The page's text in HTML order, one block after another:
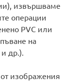
извършваме
операции
PVC или
на
др.).
изображения